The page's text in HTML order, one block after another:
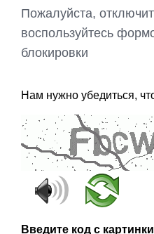
Пожалуйста,
воспользуйтесь
блокировки
Нам нужно убедиться,
Введите код с